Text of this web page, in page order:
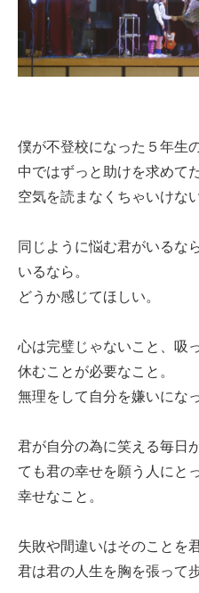
僕が不登校になった５年生
中ではずっと助けを求めてた
空気を読まなくちゃいけな
同じように悩む君がいるな
いるなら。
どうか感じてほしい。
心は完璧じゃないこと、吸
休むことが必要なこと。
無理をして自分を嫌いにな
君が自分の為に笑える毎日
ても君の幸せを願う人にと
幸せなこと。
失敗や間違いはそのことを
君は君の人生を胸を張って